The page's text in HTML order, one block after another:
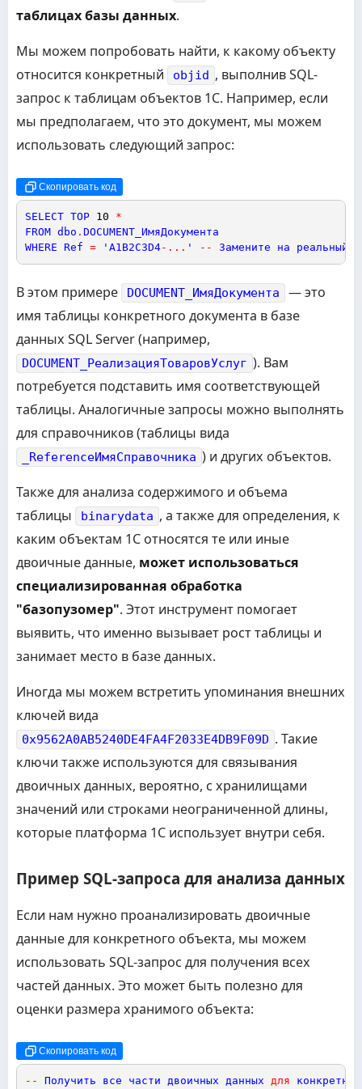
таблицах базы данных.
Мы можем попробовать найти, к какому объекту
относится конкретный
objid , выполнив SQL-
запрос к таблицам объектов 1С. Например, если
мы предполагаем, что это документ, мы можем
использовать следующий запрос:
Скопировать код
SELECT TOP 10
*
FROM dbo . DOCUMENT_ИмяДокумента
WHERE
Ref = ' A1B2C3D4- . . . ' - - Замените на реальный
В этом примере DOCUMENT_ИмяДокумента
— это
имя таблицы конкретного документа в базе
данных SQL Server (например,
DOCUMENT_РеализацияТоваровУслуг ). Вам
потребуется подставить имя соответствующей
таблицы. Аналогичные запросы можно выполнять
для справочников (таблицы вида
_ReferenceИмяСправочника ) и других объектов.
Также для анализа содержимого и объема
таблицы
binarydata , а также для определения, к
каким объектам 1С относятся те или иные
двоичные данные, может использоваться
специализированная обработка
"базопузомер". Этот инструмент помогает
выявить, что именно вызывает рост таблицы и
занимает место в базе данных.
Иногда мы можем встретить упоминания внешних
ключей вида
0x9562A0AB5240DE4FA4F2033E4DB9F09D . Такие
ключи также используются для связывания
двоичных данных, вероятно, с хранилищами
значений или строками неограниченной длины,
которые платформа 1С использует внутри себя.
Пример SQL-запроса для анализа данных
Если нам нужно проанализировать двоичные
данные для конкретного объекта, мы можем
использовать SQL-запрос для получения всех
частей данных. Это может быть полезно для
оценки размера хранимого объекта:
Скопировать код
- - Получить все части двоичных данных для